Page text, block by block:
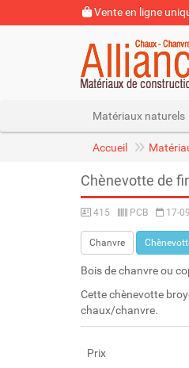
Vente en ligne
Matériaux naturels
Accueil
Chènevotte de
415 PCB 17-
Chanvre
Bois de chanvre ou
Cette chènevotte
chaux/chanvre.
Prix